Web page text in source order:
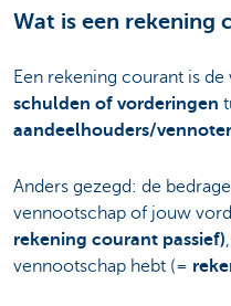
Wat is een rekening
Een rekening courant is de
schulden of vorderingen
aandeelhouders/
Anders gezegd: de
vennootschap of jouw
rekening courant passief)
vennootschap hebt (=